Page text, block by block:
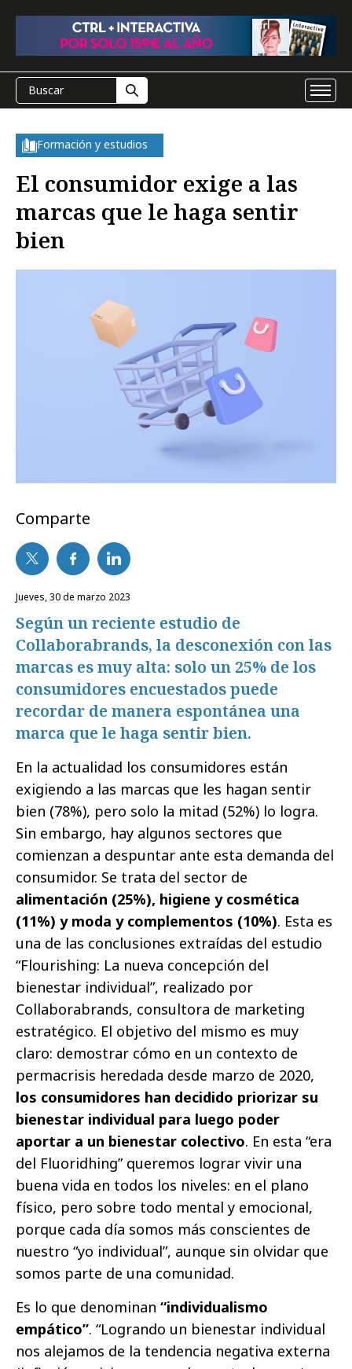
Formación y estudios
El consumidor exige a las
marcas que le haga sentir
bien
Comparte
jueves, 30 de marzo 2023
Según un reciente estudio de
Collaborabrands, la desconexión con las
marcas es muy alta: solo un 25% de los
consumidores encuestados puede
recordar de manera espontánea una
marca que le haga sentir bien.
En la actualidad los consumidores están
exigiendo a las marcas que les hagan sentir
bien (78%), pero solo la mitad (52%) lo logra.
Sin embargo, hay algunos sectores que
comienzan a despuntar ante esta demanda del
consumidor. Se trata del sector de
alimentación (25%), higiene y cosmética
(11%) y moda y complementos (10%). Esta es
una de las conclusiones extraídas del estudio
“Flourishing: La nueva concepción del
bienestar individual”, realizado por
Collaborabrands, consultora de marketing
estratégico. El objetivo del mismo es muy
claro: demostrar cómo en un contexto de
permacrisis heredada desde marzo de 2020,
los consumidores han decidido priorizar su
bienestar individual para luego poder
aportar a un bienestar colectivo. En esta “era
del Fluoridhing” queremos lograr vivir una
buena vida en todos los niveles: en el plano
físico, pero sobre todo mental y emocional,
porque cada día somos más conscientes de
nuestro “yo individual”, aunque sin olvidar que
somos parte de una comunidad.
Es lo que denominan “individualismo
empático”. “Logrando un bienestar individual
nos alejamos de la tendencia negativa externa